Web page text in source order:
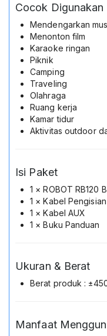
Cocok Digunakan
Mendengarkan
Menonton film
Karaoke ringan
Piknik
Camping
Traveling
Olahraga
Ruang kerja
Kamar tidur
Aktivitas outdoor
Isi Paket
1 × ROBOT RB120
1 × Kabel Pengisian
1 × Kabel AUX
1 × Buku Panduan
Ukuran & Berat
Berat produk :
Manfaat